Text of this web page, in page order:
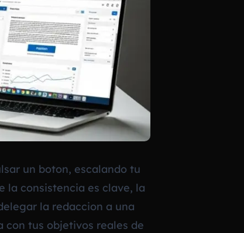
un boton, escalando tu
la consistencia es clave, la
la redaccion a una
tus objetivos reales de